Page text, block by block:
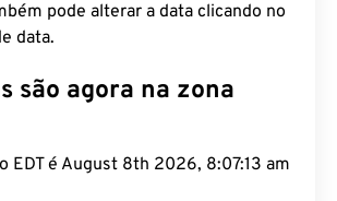
pode alterar a data clicando no
data.
são agora na zona
EDT é August 8th 2026, 8:07:14 am